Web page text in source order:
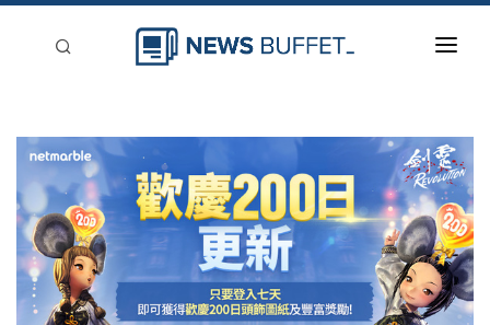
新聞稿分類
登入
刊登